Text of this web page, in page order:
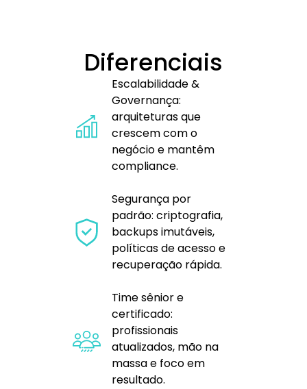
Diferenciais
Escalabilidade &
Governança:
arquiteturas que
crescem com o
negócio e mantêm
compliance.
Segurança por
padrão: criptografia,
backups imutáveis,
políticas de acesso e
recuperação rápida.
Time sênior e
certificado:
profissionais
atualizados, mão na
massa e foco em
resultado.